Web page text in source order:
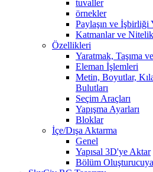
tuvaller
örnekler
Paylaşın ve İşbirliği
Katmanlar ve
Özellikleri
Yaratmak, Taşıma
Eleman İşlemleri
Metin, Boyutlar,
Bulutları
Seçim Araçları
Yapışma Ayarları
Bloklar
İçe/Dışa Aktarma
Genel
Yapısal 3D'ye Aktar
Bölüm